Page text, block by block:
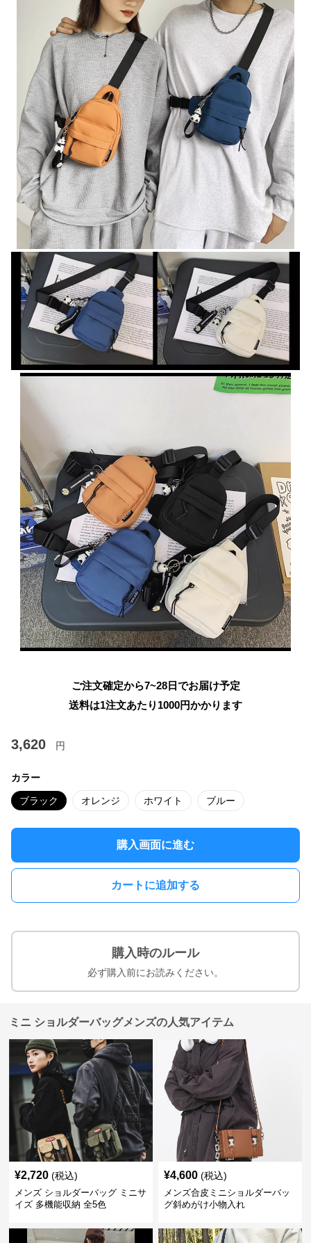
ご注文確定から7~28日でお届け予定
送料は1注文あたり 1000円かかります
3,620 円
カラー
ブラック オレンジ ホワイト ブルー
購入画面に進む
カートに追加する
購入時のルール
必ず購入前にお読みください。
ミニ ショルダーバッグメンズの人気アイテム
¥2,720 (税込)
メンズ ショルダーバッグ ミニサ
イズ 多機能収納 全5色
¥4,600 (税込)
メンズ合皮ミニショルダーバッ
グ斜めがけ小物入れ